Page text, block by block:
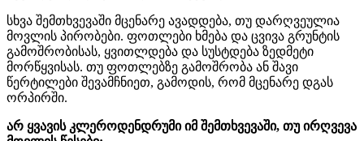
სხვა შემთხვევაში მცენარე ავადდება, თუ დარღვეულია
მოვლის პირობები. ფოთლები ხმება და ცვივა გრუნტის
გამოშრობისას, ყვითლდება და სუსტდება ზედმეტი
მორწყვისას. თუ ფოთლებზე გამოშრობა ან შავი
წერტილები შევამჩნიეთ, გამოდის, რომ მცენარე დგას
ორპირში.
არ ყვავის კლეროდენდრუმი იმ შემთხვევაში, თუ ირღვევა